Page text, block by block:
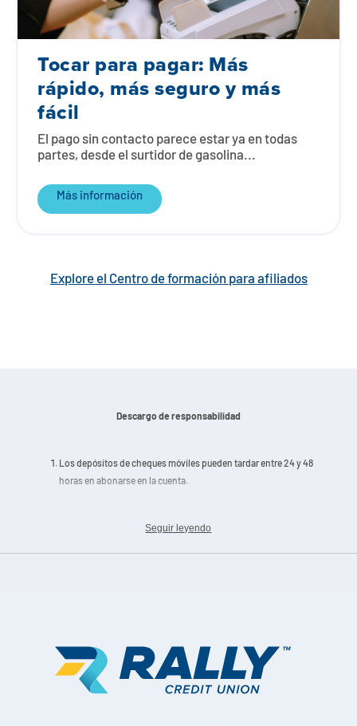
Tocar para pagar: Más
rápido, más seguro y más
fácil
El pago sin contacto parece estar ya en todas
partes, desde el surtidor de gasolina...
Más información
Explore el Centro de formación para afiliados
Descargo de responsabilidad
Los depósitos de cheques móviles pueden tardar entre 24 y 48
horas en abonarse en la cuenta.
marca de servicio de Apple Inc. Android y Google Play son marcas
Seguir leyendo